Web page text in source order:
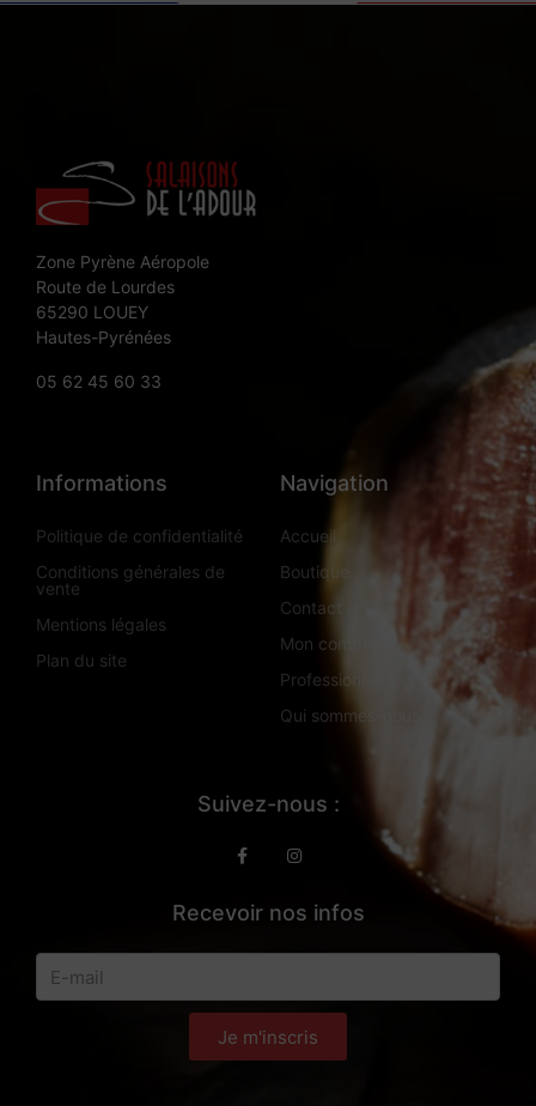
Zone Pyrène Aéropole
Route de Lourdes
65290 LOUEY
Hautes-Pyrénées
05 62 45 60 33
Informations
Politique de confidentialité
Conditions générales de
vente
Mentions légales
Plan du site
Navigation
Accueil
Boutique
Contact
Mon compte
Professionnels
Qui sommes-nous
Suivez-nous :
Recevoir nos infos
Je m'inscris